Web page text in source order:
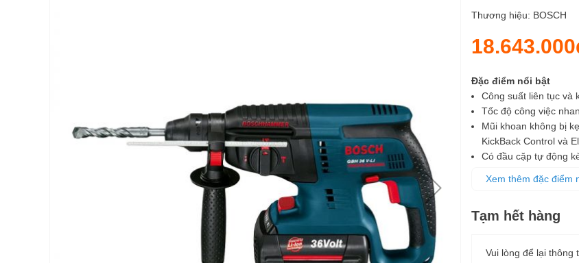
Thương hiệu: BOSCH
Đặc điểm nổi bật
Công suất liên tục và
Tốc độ công việc
Mũi khoan không bị
KickBack Control và
Có đầu cặp tự động
Sử dụng pin Li-ion
Kiểm soát dễ dàng và
Xem thêm đặc điểm
Tạm hết hàng
Vui lòng để lại thông